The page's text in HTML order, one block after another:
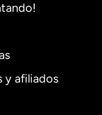
y afiliados